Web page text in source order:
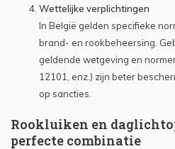
Wettelijke verplichtingen
In België gelden specifieke
brand- en rookbeheersing.
geldende wetgeving en
12101, enz.) zijn beter
op sancties.
Rookluiken en
perfecte combinatie